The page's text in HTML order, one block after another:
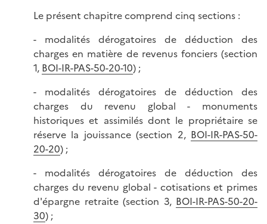
Le présent chapitre comprend cinq sections :
- modalités dérogatoires de déduction des
charges en matière de revenus fonciers (section
1, BOI-IR-PAS-50-20-10) ;
- modalités dérogatoires de déduction des
charges du revenu global - monuments
historiques et assimilés dont le propriétaire se
réserve la jouissance (section 2, BOI-IR-PAS-50-
20-20) ;
- modalités dérogatoires de déduction des
charges du revenu global - cotisations et primes
d'épargne retraite (section 3, BOI-IR-PAS-50-20-
30) ;